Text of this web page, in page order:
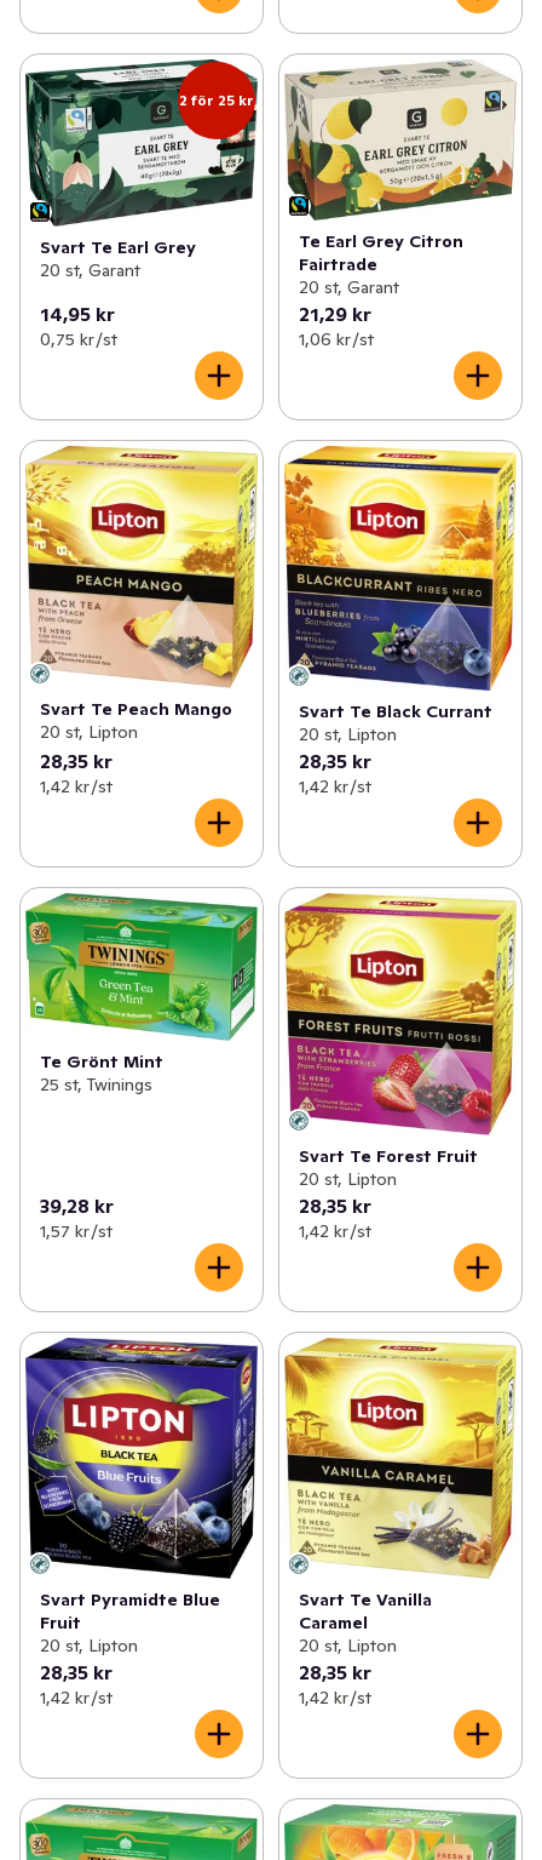
2 för 25 kr
Svart Te Earl Grey
20 st, Garant
14,95 kr
0,75 kr /st
Te Earl Grey Citron
Fairtrade
20 st, Garant
21,29 kr
1,06 kr /st
Svart Te Peach Mango
20 st, Lipton
28,35 kr
1,42 kr /st
Svart Te Black Currant
20 st, Lipton
28,35 kr
1,42 kr /st
Te Grönt Mint
25 st, Twinings
39,28 kr
1,57 kr /st
Svart Te Forest Fruit
20 st, Lipton
28,35 kr
1,42 kr /st
Svart Pyramidte Blue
Fruit
20 st, Lipton
28,35 kr
1,42 kr /st
Svart Te Vanilla
Caramel
20 st, Lipton
28,35 kr
1,42 kr /st